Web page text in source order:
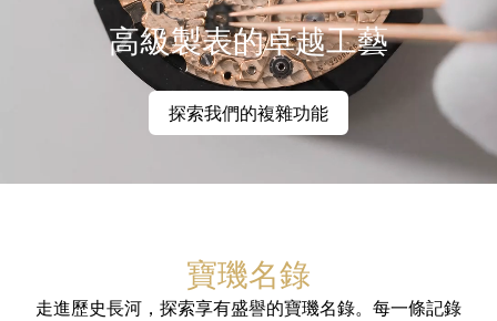
高級製表的卓越工藝
探索我們的複雜功能
寶璣名錄
走進歷史長河，探索享有盛譽的寶璣名錄。每一條記錄